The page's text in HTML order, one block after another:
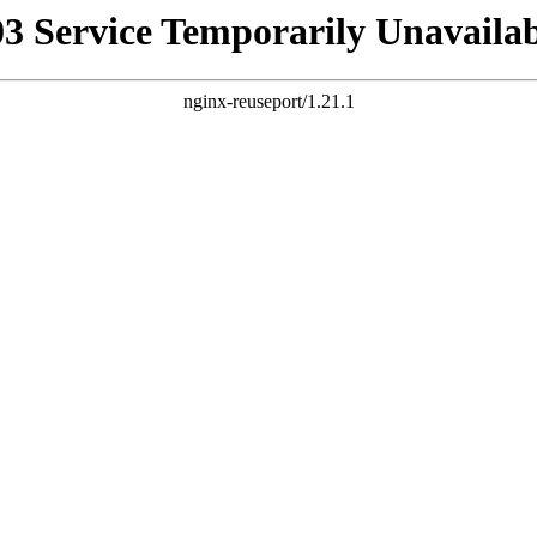
Service Temporarily
nginx-reuseport/1.21.1